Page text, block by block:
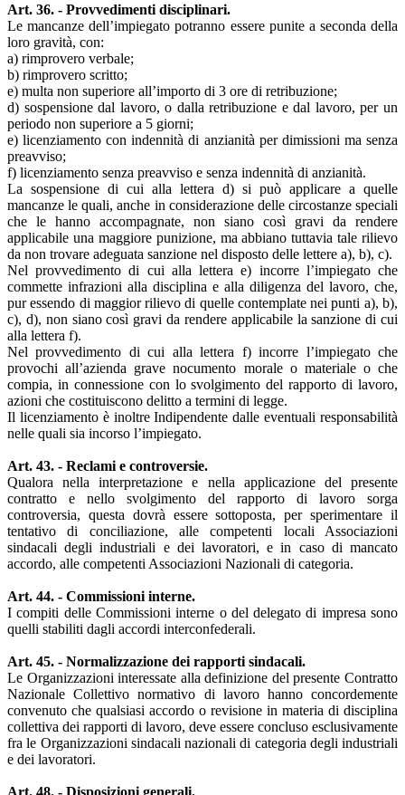
Art. 36. - Provvedimenti disciplinari.
Le mancanze dell’impiegato potranno essere punite a seconda della
loro gravità, con:
a) rimprovero verbale;
b) rimprovero scritto;
e) multa non superiore all’importo di 3 ore di retribuzione;
d) sospensione dal lavoro, o dalla retribuzione e dal lavoro, per un
periodo non superiore a 5 giorni;
e) licenziamento con indennità di anzianità per dimissioni ma senza
preavviso;
f) licenziamento senza preavviso e senza indennità di anzianità.
La sospensione di cui alla lettera d) si può applicare a quelle
mancanze le quali, anche in considerazione delle circostanze speciali
che le hanno accompagnate, non siano così gravi da rendere
applicabile una maggiore punizione, ma abbiano tuttavia tale rilievo
da non trovare adeguata sanzione nel disposto delle lettere a), b), c).
Nel provvedimento di cui alla lettera e) incorre l’impiegato che
commette infrazioni alla disciplina e alla diligenza del lavoro, che,
pur essendo di maggior rilievo di quelle contemplate nei punti a), b),
c), d), non siano così gravi da rendere applicabile la sanzione di cui
alla lettera f).
Nel provvedimento di cui alla lettera f) incorre l’impiegato che
provochi all’azienda grave nocumento morale o materiale o che
compia, in connessione con lo svolgimento del rapporto di lavoro,
azioni che costituiscono delitto a termini di legge.
Il licenziamento è inoltre Indipendente dalle eventuali responsabilità
nelle quali sia incorso l’impiegato.
Art. 43. - Reclami e controversie.
Qualora nella interpretazione e nella applicazione del presente
contratto e nello svolgimento del rapporto di lavoro sorga
controversia, questa dovrà essere sottoposta, per sperimentare il
tentativo di conciliazione, alle competenti locali Associazioni
sindacali degli industriali e dei lavoratori, e in caso di mancato
accordo, alle competenti Associazioni Nazionali di categoria.
Art. 44. - Commissioni interne.
I compiti delle Commissioni interne o del delegato di impresa sono
quelli stabiliti dagli accordi interconfederali.
Art. 45. - Normalizzazione dei rapporti sindacali.
Le Organizzazioni interessate alla definizione del presente Contratto
Nazionale Collettivo normativo di lavoro hanno concordemente
convenuto che qualsiasi accordo o revisione in materia di disciplina
collettiva dei rapporti di lavoro, deve essere concluso esclusivamente
fra le Organizzazioni sindacali nazionali di categoria degli industriali
e dei lavoratori.
Art. 48. - Disposizioni generali.